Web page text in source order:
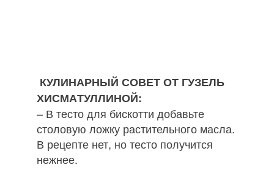
КУЛИНАРНЫЙ СОВЕТ ОТ ГУЗЕЛЬ
ХИСМА­ТУЛЛИНОЙ:
– В тесто для бискотти добавьте
столовую ложку растительного мас­ла.
В рецепте нет, но тесто получится
нежнее.